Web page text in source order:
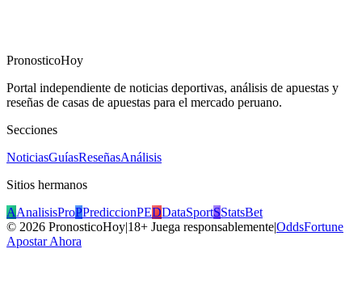
PronosticoHoy
Portal independiente de noticias deportivas, análisis de apuestas y
reseñas de casas de apuestas para el mercado peruano.
Secciones
NoticiasGuíasReseñasAnálisis
Sitios hermanos
AAnalisisProPPrediccionPEDDataSportSStatsBet
© 2026 PronosticoHoy|18+ Juega responsablemente|OddsFortune
Apostar Ahora